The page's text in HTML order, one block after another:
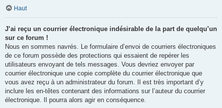
Haut
J’ai reçu un courrier électronique indésirable de la part de quelqu’un
sur ce forum !
Nous en sommes navrés. Le formulaire d’envoi de courriers électroniques
de ce forum possède des protections qui essaient de repérer les
utilisateurs envoyant de tels messages. Vous devriez envoyer par
courrier électronique une copie complète du courrier électronique que
vous avez reçu à un administrateur du forum. Il est très important d’y
inclure les en-têtes contenant des informations sur l’auteur du courrier
électronique. Il pourra alors agir en conséquence.